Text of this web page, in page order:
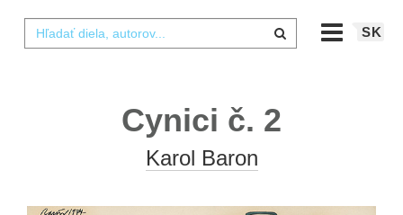
SK
Cynici č. 2
Karol Baron